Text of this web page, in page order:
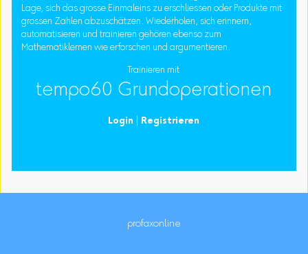
Lage, sich das grosse Einmaleins zu erschliessen oder Produkte mit
grossen Zahlen abzuschätzen. Wiederholen, sich erinnern,
automatisieren und trainieren gehören ebenso zum
Mathematiklernen wie erforschen und argumentieren.
Trainieren mit
tempo60 Grundoperationen
Login Registrieren
profaxonline